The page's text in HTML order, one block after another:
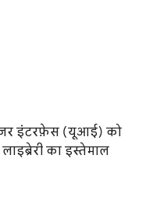
इंटरफ़ेस (यूआई) को
का इस्तेमाल